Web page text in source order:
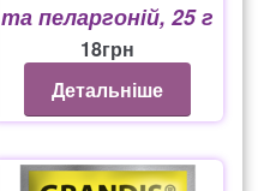
та пеларгоній, 25 г
18грн
Детальніше